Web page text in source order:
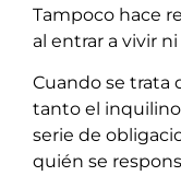
Tampoco hace
al entrar a vivir
Cuando se trata
tanto el
serie de
quién se